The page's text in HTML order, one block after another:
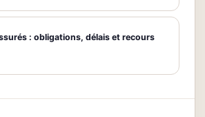
: obligations, délais et recours